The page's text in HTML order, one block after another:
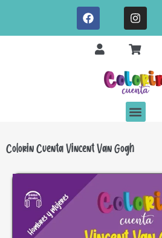
Colorin Cuenta Vincent Van Gogh